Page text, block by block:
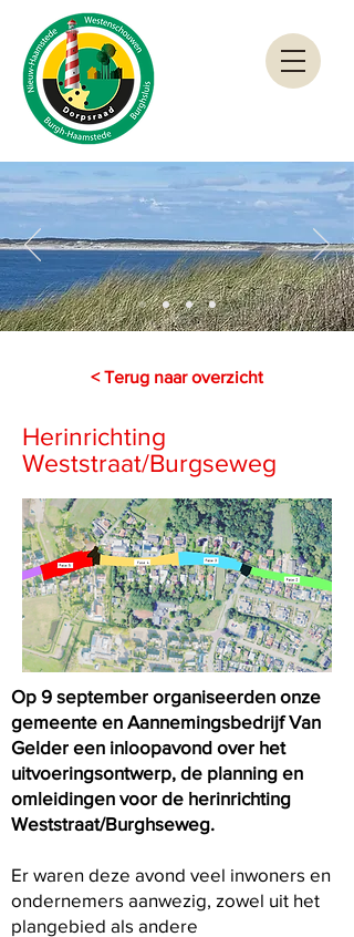
< Terug naar overzicht
Herinrichting
Weststraat/Burgseweg
Op 9 september organiseerden onze
gemeente en Aannemingsbedrijf Van
Gelder een inloopavond over het
uitvoeringsontwerp, de planning en
omleidingen voor de herinrichting
Weststraat/Burghseweg.
Er waren deze avond veel inwoners en
ondernemers aanwezig, zowel uit het
plangebied als andere